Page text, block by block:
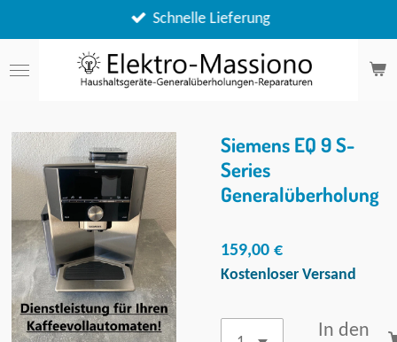
Hauptinhalt
springen
Schnelle Lieferung
Siemens EQ 9 S-
Series
Generalüberholung
159,00 €
Kostenloser Versand
In den